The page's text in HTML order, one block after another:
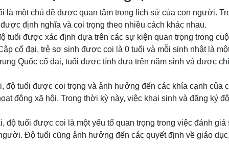
là một chủ đề được quan tâm trong lịch sử của con người.
định nghĩa và coi trọng theo nhiều cách khác nhau.
tuổi được xác định dựa trên các sự kiện quan trọng trong
cổ đại, trẻ sơ sinh được coi là 0 tuổi và mỗi sinh nhật là
Quốc cổ đại, tuổi được tính dựa trên năm sinh và được
độ tuổi được coi trọng và ảnh hưởng đến các khía cạnh của
động xã hội. Trong thời kỳ này, việc khai sinh và đăng ký
độ tuổi được coi là một yếu tố quan trọng trong việc đánh
Độ tuổi cũng ảnh hưởng đến các quyết định về giáo